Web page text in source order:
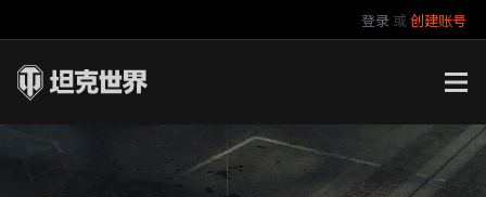
登录 或创建账号
你好，吾久
万圣节
《以战止战》
官方自媒体